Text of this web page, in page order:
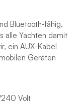
Bluetooth-fähig,
alle Yachten damit
ein AUX-Kabel
Geräten
Volt